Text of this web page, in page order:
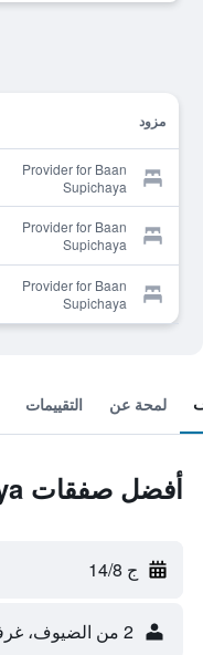
مزود
Provider for Baan
Supichaya
Provider for Baan
Supichaya
Provider for Baan
Supichaya
لمحة عن التقييمات
أفضل صفقات Baan Supichaya
ج 14/8
2 من الضيوف، غرفة واحدة